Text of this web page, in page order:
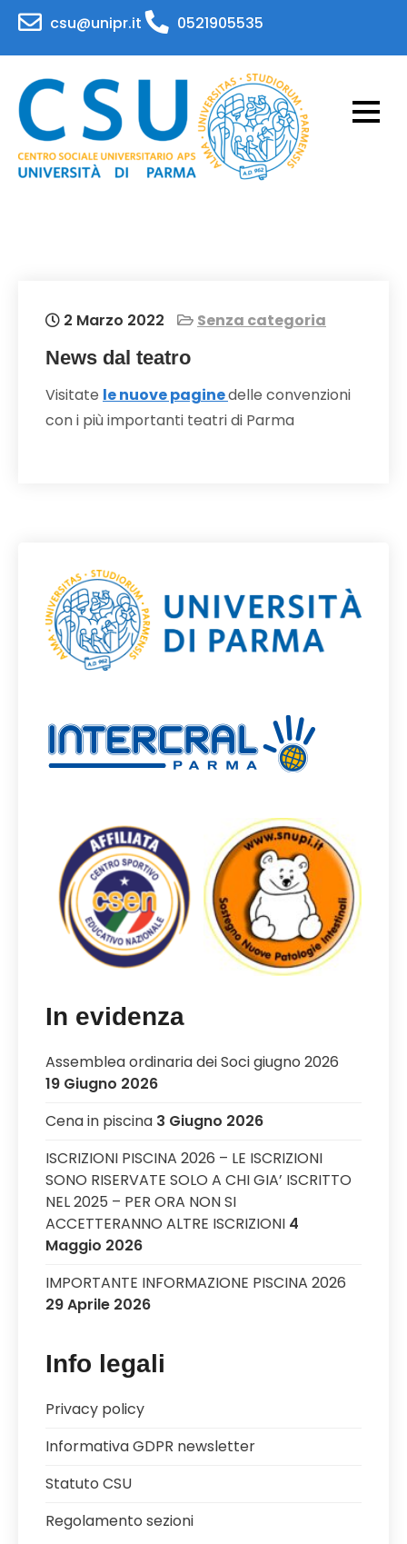
Skip
content
csu@unipr.it 0521905535
2 Marzo 2022 Senza categoria
News dal teatro
Visitate le nuove paginedelle convenzioni
con i più importanti teatri di Parma
In evidenza
Assemblea ordinaria dei Soci giugno 2026
19 Giugno 2026
Cena in piscina 3 Giugno 2026
ISCRIZIONI PISCINA 2026 – LE ISCRIZIONI
SONO RISERVATE SOLO A CHI GIA’ ISCRITTO
NEL 2025 – PER ORA NON SI
ACCETTERANNO ALTRE ISCRIZIONI 4
Maggio 2026
IMPORTANTE INFORMAZIONE PISCINA 2026
29 Aprile 2026
Info legali
Privacy policy
Informativa GDPR newsletter
Statuto CSU
Regolamento sezioni